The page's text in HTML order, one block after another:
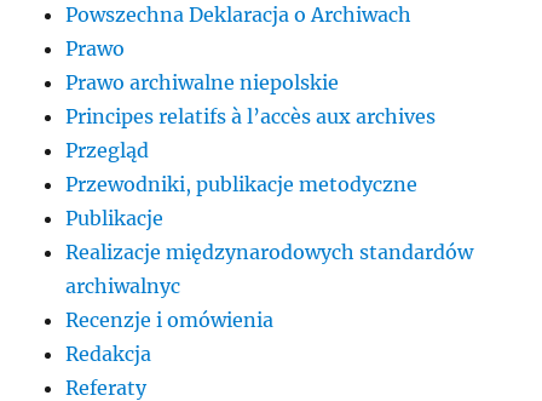
Powszechna Deklaracja o Archiwach
Prawo
Prawo archiwalne niepolskie
Principes relatifs à l’accès aux archives
Przegląd
Przewodniki, publikacje metodyczne
Publikacje
Realizacje międzynarodowych standardów
archiwalnyc
Recenzje i omówienia
Redakcja
Referaty